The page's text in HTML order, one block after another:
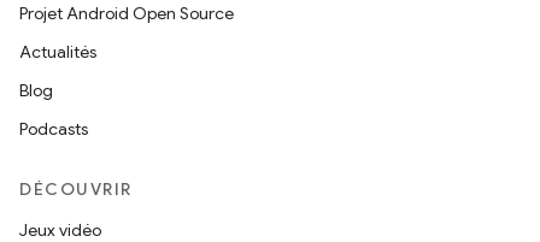
Projet Android Open Source
Actualités
Blog
Podcasts
DÉCOUVRIR
Jeux vidéo